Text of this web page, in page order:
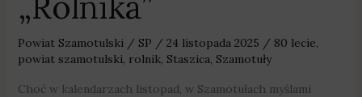
Powiat Szamotulski/ SP / 24 listopada 2025 / 80 lecie,
powiat szamotulski, rolnik, Staszica, Szamotuły
Choć w kalendarzach listopad, w Szamotułach myślami